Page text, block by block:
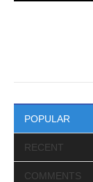
POPULAR
RECENT
COMMENTS